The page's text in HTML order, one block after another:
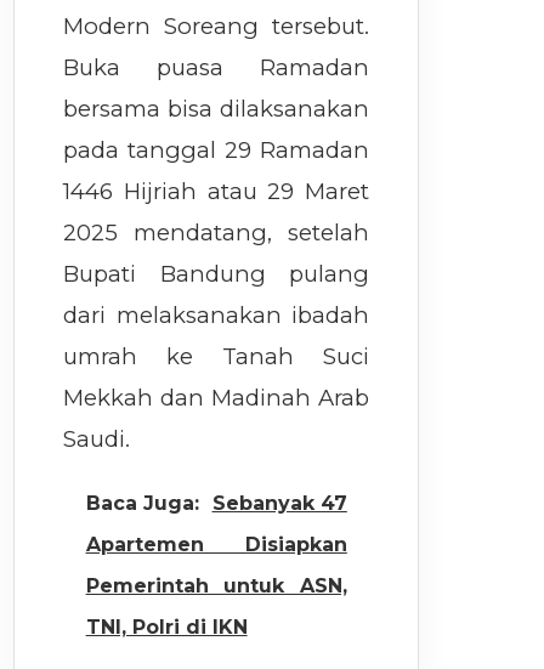
Modern Soreang tersebut.
Buka puasa Ramadan
bersama bisa dilaksanakan
pada tanggal 29 Ramadan
1446 Hijriah atau 29 Maret
2025 mendatang, setelah
Bupati Bandung pulang
dari melaksanakan ibadah
umrah ke Tanah Suci
Mekkah dan Madinah Arab
Saudi.
Baca Juga:
Sebanyak 47
Apartemen Disiapkan
Pemerintah untuk ASN,
TNI, Polri di IKN